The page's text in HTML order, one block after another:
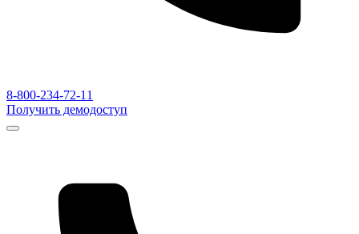
8-800-234-72-11
Получить демодоступ